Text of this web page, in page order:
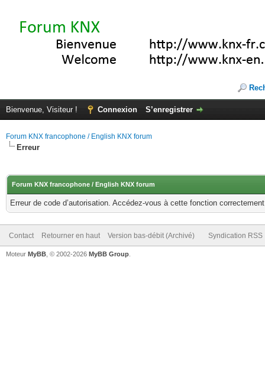
Bienvenue, Visiteur ! Connexion S’enregistrer
Forum KNX francophone / English KNX forum
Erreur
Forum KNX francophone / English KNX forum
Erreur de code d’autorisation. Accédez-vous à cette fonction
Contact Retourner en haut Version bas-débit (Archivé) Syndication RSS
Moteur MyBB , © 2002-2026 MyBB Group